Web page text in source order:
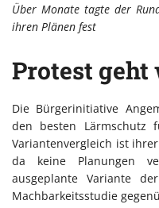
Über Monate tagte der
ihren Plänen fest
Protest
Die Bürgerinitiative
den besten Lärmschutz
Variantenvergleich ist
da keine Planungen
ausgeplante Variante
Machbarkeitsstudie